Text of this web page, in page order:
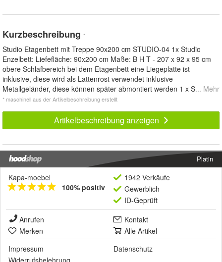
Kurzbeschreibung *
Studio Etagenbett mit Treppe 90x200 cm STUDIO-04 1x Studio
Enzelbett: Liefefläche: 90x200 cm Maße: B H T - 207 x 92 x 95 cm
obere Schlafbereich bei dem Etagenbett eine Liegeplatte ist
inklusive, diese wird als Lattenrost verwendet inklusive
Metallgeländer, diese können später abmontiert werden 1 x S... Mehr
* maschinell aus der Artikelbeschreibung erstellt
Artikelbeschreibung anzeigen
Platin
Kapa-moebel
100% positiv
1942 Verkäufe
Gewerblich
ID-Geprüft
Anrufen
Kontakt
Merken
Alle Artikel
Impressum
Datenschutz
Widerrufsbelehrung